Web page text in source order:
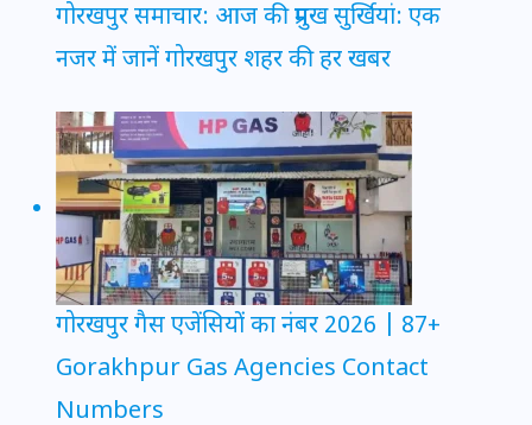
गोरखपुर समाचार: आज की प्रमुख सुर्खियां: एक
नजर में जानें गोरखपुर शहर की हर खबर
गोरखपुर गैस एजेंसियों का नंबर 2026 | 87+
Gorakhpur Gas Agencies Contact
Numbers